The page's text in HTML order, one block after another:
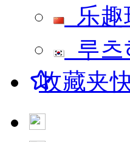
乐
루츠
收藏夹